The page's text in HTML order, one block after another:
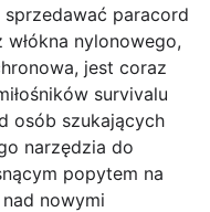
paracord
nylonowego,
jest coraz
survivalu
osób szukających
narzędzia do
popytem na
nowymi